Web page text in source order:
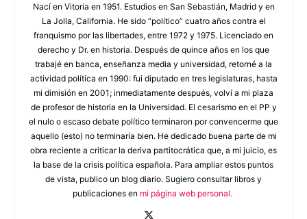
Nací en Vitoria en 1951. Estudios en San Sebastián, Madrid y en
La Jolla, California. He sido “político” cuatro años contra el
franquismo por las libertades, entre 1972 y 1975. Licenciado en
derecho y Dr. en historia. Después de quince años en los que
trabajé en banca, enseñanza media y universidad, retorné a la
actividad política en 1990: fui diputado en tres legislaturas, hasta
mi dimisión en 2001; inmediatamente después, volví a mi plaza
de profesor de historia en la Universidad. El cesarismo en el PP y
el nulo o escaso debate político terminaron por convencerme que
aquello (esto) no terminaría bien. He dedicado buena parte de mi
obra reciente a criticar la deriva partitocrática que, a mi juicio, es
la base de la crisis política española. Para ampliar estos puntos
de vista, publico un blog diario. Sugiero consultar libros y
publicaciones en mi página web personal.